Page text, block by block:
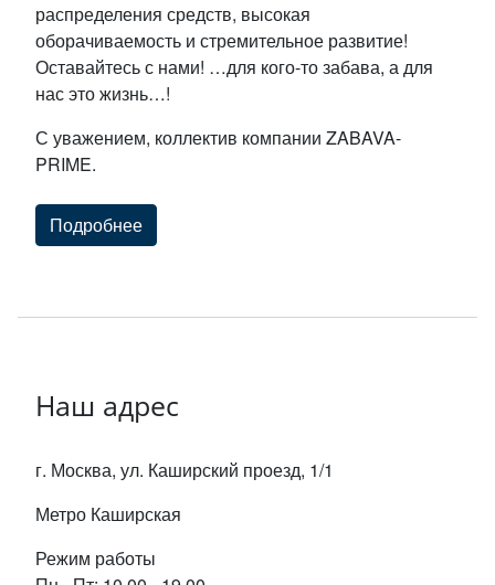
распределения средств, высокая
оборачиваемость и стремительное развитие!
Оставайтесь с нами! …для кого-то забава, а для
нас это жизнь…!
С уважением, коллектив компании ZABAVA-
PRIME.
Подробнее
Наш адрес
г. Москва, ул. Каширский проезд, 1/1
Метро Каширская
Режим работы